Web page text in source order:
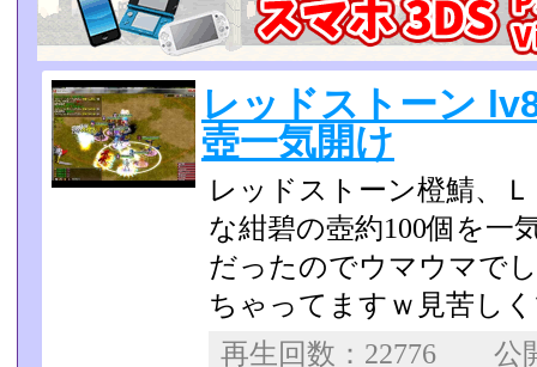
レッドストーン
壺一気開け
レッドストーン橙鯖、
な紺碧の壺約100個を一
だったのでウマウマで
ちゃってますｗ­見苦し
再生回数：22776 公